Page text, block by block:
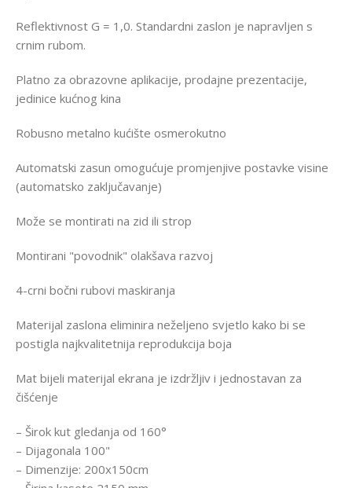
Reflektivnost G = 1,0. Standardni zaslon je napravljen s
crnim rubom.
Platno za obrazovne aplikacije, prodajne prezentacije,
jedinice kućnog kina
Robusno metalno kućište osmerokutno
Automatski zasun omogućuje promjenjive postavke visine
(automatsko zaključavanje)
Može se montirati na zid ili strop
Montirani "povodnik" olakšava razvoj
4-crni bočni rubovi maskiranja
Materijal zaslona eliminira neželjeno svjetlo kako bi se
postigla najkvalitetnija reprodukcija boja
Mat bijeli materijal ekrana je izdržljiv i jednostavan za
čišćenje
– Širok kut gledanja od 160°
– Dijagonala 100"
– Dimenzije: 200x150cm